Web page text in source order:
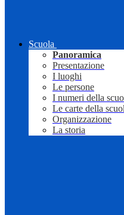
Scuola
Panoramica
Presentazione
I luoghi
Le persone
I numeri della
Le carte della
Organizzazione
La storia